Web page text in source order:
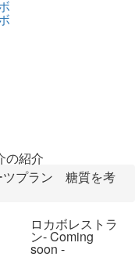
の紹介
ツプラン 糖質を考
ロカボレストラ
ン- Coming
soon -